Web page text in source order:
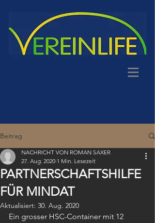
Beitrag
PARTNERSCHAFTSHILFE
FÜR MINDAT
NACHRICHT VON ROMAN SAXER
27. Aug. 2020 1 Min. Lesezeit
Aktualisiert: 30. Aug. 2020
Ein grosser HSC-Container mit 12